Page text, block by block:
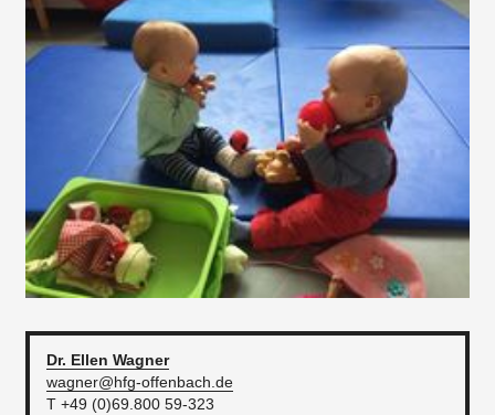
Elternschaft
Pflege
Gesundheit und Sport
Dr. Ellen Wagner
wagner@hfg-offenbach.de
T +49 (0)69.800 59-323